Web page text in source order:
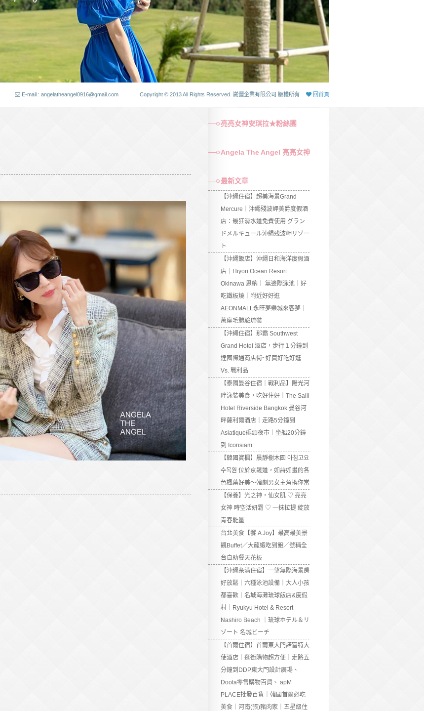
E-mail : angelatheangel0916@gmail.com Copyright © 2013 All Rights Reserved. 崴儷企業有限公司 版權所有 回首頁
亮亮女神安琪拉★粉絲團
Angela The Angel 亮亮女神
最新文章
【沖繩住宿】超美海景Grand
Mercure｜沖繩殘波岬美爵度假酒
店：最狂滑水道免費使用 グラン
ドメルキュール沖縄残波岬リゾー
ト
【沖繩飯店】沖繩日和海洋度假酒
店｜Hiyori Ocean Resort
Okinawa 恩納｜ 無邊際泳池｜好
吃鐵板燒｜附近好好逛
AEONMALL永旺夢樂城來客夢｜
萬座毛體驗琉裝
【沖繩住宿】那霸 Southwest
Grand Hotel 酒店，步行１分鐘到
達國際通商店街~好買好吃好逛
Vs. 戰利品
【泰國曼谷住宿｜戰利品】陽光河
畔泳裝美食，吃好住好｜The Salil
Hotel Riverside Bangkok 曼谷河
畔薩利爾酒店｜走路5分鐘到
Asiatique碼頭夜市｜坐船20分鐘
到 Iconsiam
【韓國賞楓】晨靜樹木園 아침고요
수목원 位於京畿道，如詩如畫的各
色楓葉好美～韓劇男女主角換你當
【保養】光之神，仙女肌 ♡ 亮亮
女神 時空活妍霜 ♡ 一抹拉提 綻放
青春能量
台北美食【饗 A Joy】最高最美景
觀Buffet／大龍蝦吃到飽／號稱全
台自助餐天花板
【沖繩糸滿住宿】一望無際海景房
好放鬆｜六種泳池設備｜大人小孩
都喜歡｜名城海灘琉球飯店&度假
村｜Ryukyu Hotel & Resort
Nashiro Beach ｜琉球ホテル＆リ
ゾート 名城ビーチ
【首爾住宿】首爾東大門諾富特大
使酒店｜逛街購物超方便｜走路五
分鐘到DDP東大門設計廣場、
Doota零售購物百貨、 apM
PLACE批發百貨｜韓國首爾必吃
美食｜河南(張)豬肉家｜五星級住